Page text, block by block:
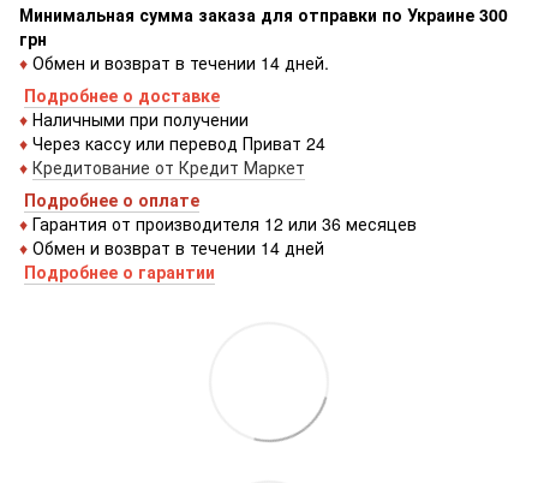
Минимальная сумма заказа для отправки по Украине 300
грн
♦ Обмен и возврат в течении 14 дней.
Подробнее о доставке
♦ Наличными при получении
♦ Через кассу или перевод Приват 24
♦ Кредитование от Кредит Маркет
Подробнее о оплате
♦ Гарантия от производителя 12 или 36 месяцев
♦ Обмен и возврат в течении 14 дней
Подробнее о гарантии